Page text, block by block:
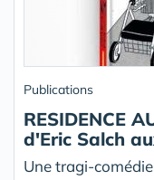
Publications
RESIDENCE
d'Eric Salch
Une tragi-